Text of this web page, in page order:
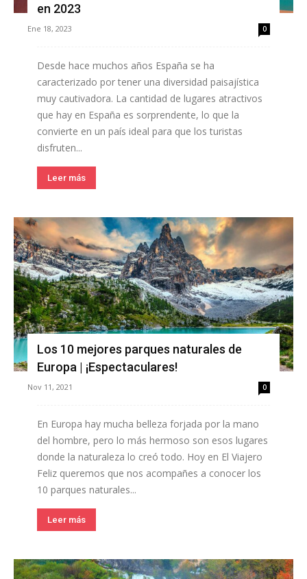
en 2023
Ene 18, 2023 0
Desde hace muchos años España se ha
caracterizado por tener una diversidad paisajística
muy cautivadora. La cantidad de lugares atractivos
que hay en España es sorprendente, lo que la
convierte en un país ideal para que los turistas
disfruten...
Leer más
Los 10 mejores parques naturales de
Europa | ¡Espectaculares!
Nov 11, 2021 0
En Europa hay mucha belleza forjada por la mano
del hombre, pero lo más hermoso son esos lugares
donde la naturaleza lo creó todo. Hoy en El Viajero
Feliz queremos que nos acompañes a conocer los
10 parques naturales...
Leer más